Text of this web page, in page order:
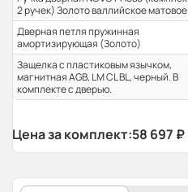
2 ручек) Золото валлийское матовое
Дверная петля пружинная
амортизирующая (Золото)
Защелка с пластиковым язычком,
магнитная AGB, LM CL BL, черный. В
комплекте с дверью.
Цена за комплект:58 697 ₽